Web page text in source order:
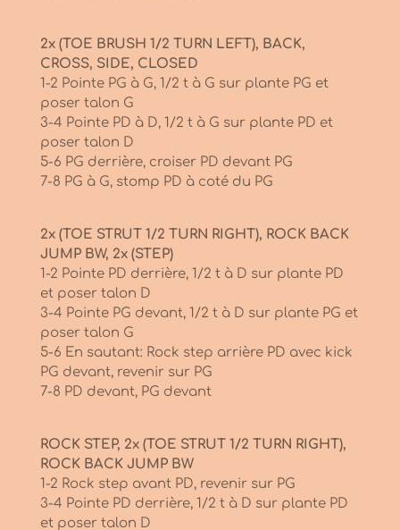
2x (TOE BRUSH 1/2 TURN LEFT), BACK,
CROSS, SIDE, CLOSED
1-2 Pointe PG à G, 1/2 t à G sur plante PG et
poser talon G
3-4 Pointe PD à D, 1/2 t à G sur plante PD et
poser talon D
5-6 PG derrière, croiser PD devant PG
7-8 PG à G, stomp PD à coté du PG
2x (TOE STRUT 1/2 TURN RIGHT), ROCK BACK
JUMP BW, 2x (STEP)
1-2 Pointe PD derrière, 1/2 t à D sur plante PD
et poser talon D
3-4 Pointe PG devant, 1/2 t à D sur plante PG et
poser talon G
5-6 En sautant: Rock step arrière PD avec kick
PG devant, revenir sur PG
7-8 PD devant, PG devant
ROCK STEP, 2x (TOE STRUT 1/2 TURN RIGHT),
ROCK BACK JUMP BW
1-2 Rock step avant PD, revenir sur PG
3-4 Pointe PD derrière, 1/2 t à D sur plante PD
et poser talon D